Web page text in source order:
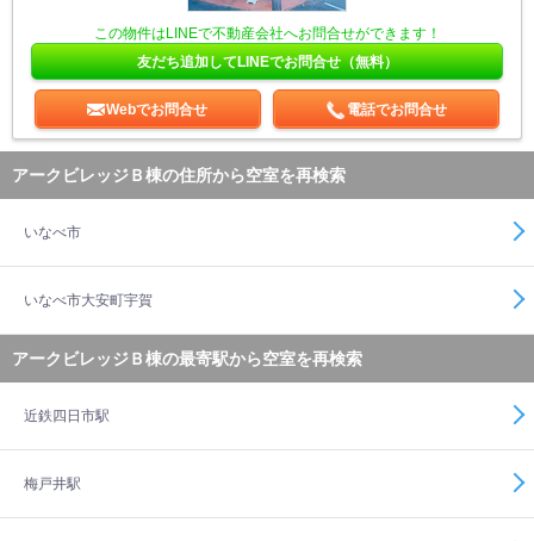
この物件はLINEで不動産会社へお問合せができます！
友だち追加してLINEでお問合せ（無料）
Webでお問合せ 電話でお問合せ
アークビレッジＢ棟の住所から空室を再検索
いなべ市
いなべ市大安町宇賀
アークビレッジＢ棟の最寄駅から空室を再検索
近鉄四日市駅
梅戸井駅